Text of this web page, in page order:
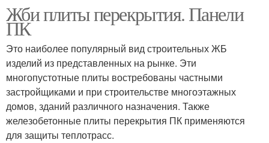
Жби плиты перекрытия. Панели
ПК
Это наиболее популярный вид строительных ЖБ
изделий из представленных на рынке. Эти
многопустотные плиты востребованы частными
застройщиками и при строительстве многоэтажных
домов, зданий различного назначения. Также
железобетонные плиты перекрытия ПК применяются
для защиты теплотрасс.